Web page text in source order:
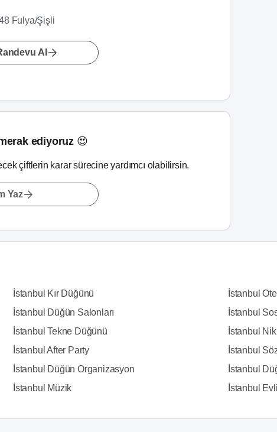
Fulya/Şişli
Al
ediyoruz 😍
çiftlerin karar sürecine yardımcı olabilirsin.
Yaz
İstanbul Kır Düğünü
İstanbul
İstanbul Düğün Salonları
İstanbul
İstanbul Tekne Düğünü
İstanbul
İstanbul After Party
İstanbul
İstanbul Düğün Organizasyon
İstanbul
İstanbul Müzik İstanbul